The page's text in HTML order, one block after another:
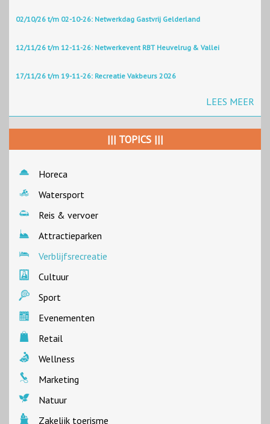
02/10/26 t/m 02-10-26: Netwerkdag Gastvrij Gelderland
12/11/26 t/m 12-11-26: Netwerkevent RBT Heuvelrug & Vallei
17/11/26 t/m 19-11-26: Recreatie Vakbeurs 2026
LEES MEER
||| TOPICS |||
Horeca
Watersport
Reis & vervoer
Attractieparken
Verblijfsrecreatie
Cultuur
Sport
Evenementen
Retail
Wellness
Marketing
Natuur
Zakelijk toerisme